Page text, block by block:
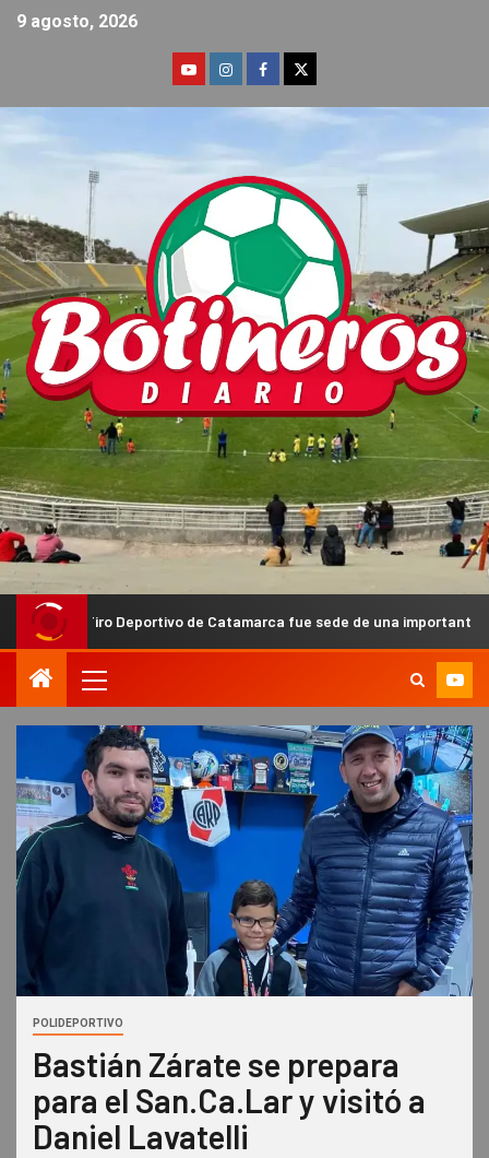
9 agosto, 2026
Deportivo de Catamarca fue sede de una importante capacitación
POLIDEPORTIVO
Bastián Zárate se prepara
para el San.Ca.Lar y visitó a
Daniel Lavatelli